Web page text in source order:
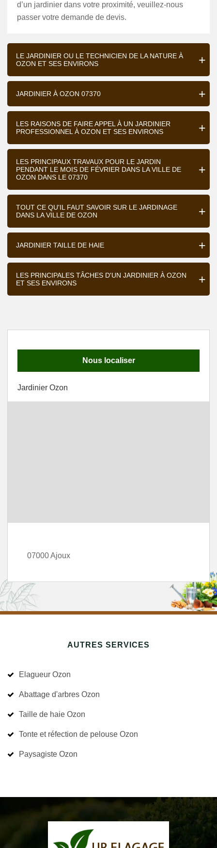
d’un jardinier dans votre proximité, veuillez-nous
passer votre demande de devis.
LE JARDINIER OU LE TECHNICIEN DE LA NATURE À
OZON ET SES ENVIRONS
JARDINIER À OZON 07370
LES RAISONS DE FAIRE APPEL À UN JARDINIER
PROFESSIONNEL À OZON ET SES ENVIRONS
LES PRINCIPAUX TRAVAUX POUR LE JARDIN
PENDANT LE MOIS DE FÉVRIER DANS LA VILLE DE
OZON DANS LE 07370
TOUT CE QU'IL FAUT SAVOIR SUR LE JARDINAGE
DANS LA VILLE DE OZON
JARDINIER TAILLE DE HAIE
LES PRINCIPALES TÂCHES D'UN JARDINIER À OZON
ET SES ENVIRONS
Nous localiser
Jardinier Ozon
07000 Ajoux
AUTRES SERVICES
Elagueur Ozon
Abattage d'arbres Ozon
Taille de haie Ozon
Tonte et réfection de pelouse Ozon
Paysagiste Ozon